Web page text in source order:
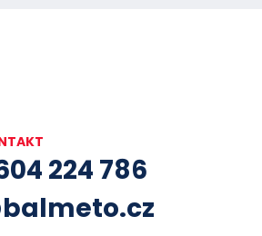
224 786